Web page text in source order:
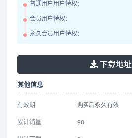
普通用户用户特权：
会员用户特权：
永久会员用户特权：
下载地址
其他信息
有效期 购买后永久有效
累计销量 98